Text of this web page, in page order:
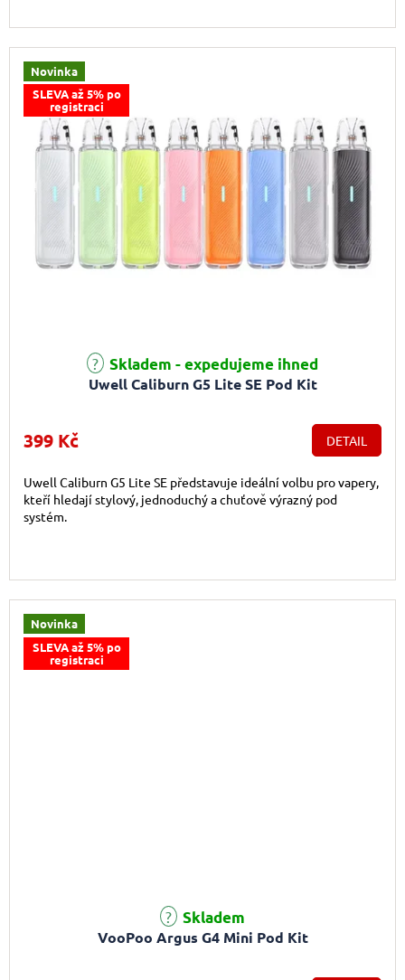
Novinka
SLEVA až 5% po
registraci
Uwell Caliburn G5 Lite SE Pod Kit
Skladem - expedujeme ihned
399 Kč DETAIL
Uwell Caliburn G5 Lite SE představuje ideální volbu pro vapery,
kteří hledají stylový, jednoduchý a chuťově výrazný pod
systém.
Novinka
SLEVA až 5% po
registraci
VooPoo Argus G4 Mini Pod Kit
Skladem